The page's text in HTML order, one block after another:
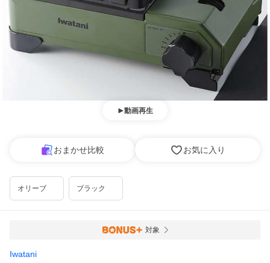
動画再生
おまかせ比較 お気に入り
オリーブ ブラック
対象
Iwatani